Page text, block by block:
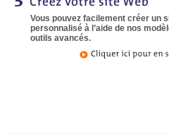
Vous pouvez facilement créer un
personnalisé à l’aide de nos
outils avancés.